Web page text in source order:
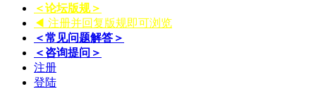
＜论坛版规＞
◀ 注册并回复版规即可浏览
＜常见问题解答＞
＜咨询提问＞
注册
登陆